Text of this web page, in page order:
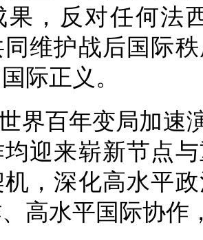
果，反对任何法
维护战后国际
际正义。
界百年变局加速
迎来崭新节点
机，深化高水平
高水平国际协作